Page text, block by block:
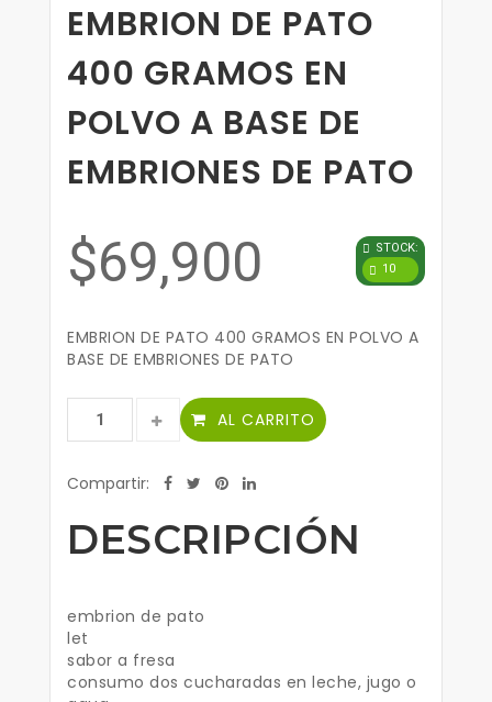
EMBRION DE PATO
400 GRAMOS EN
POLVO A BASE DE
EMBRIONES DE PATO
$69,900
STOCK:
10
EMBRION DE PATO 400 GRAMOS EN POLVO A
BASE DE EMBRIONES DE PATO
AL CARRITO
Compartir:
DESCRIPCIÓN
embrion de pato
let
sabor a fresa
consumo dos cucharadas en leche, jugo o